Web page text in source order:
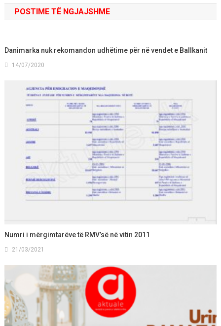
POSTIME TË NGJAJSHME
Danimarka nuk rekomandon udhëtime për në vendet e Ballkanit
14/07/2020
Numri i mërgimtarëve të RMV’së në vitin 2011
21/03/2021